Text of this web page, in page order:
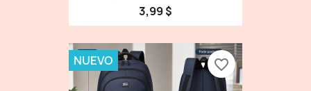
3,99 $
NUEVO favorite_border